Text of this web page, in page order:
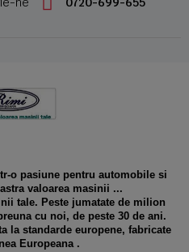
o pasiune pentru automobile si
valoarea masinii ...
tale. Peste jumatate de milion
cu noi, de peste 30 de ani.
la standarde europene, fabricate
Europeana .